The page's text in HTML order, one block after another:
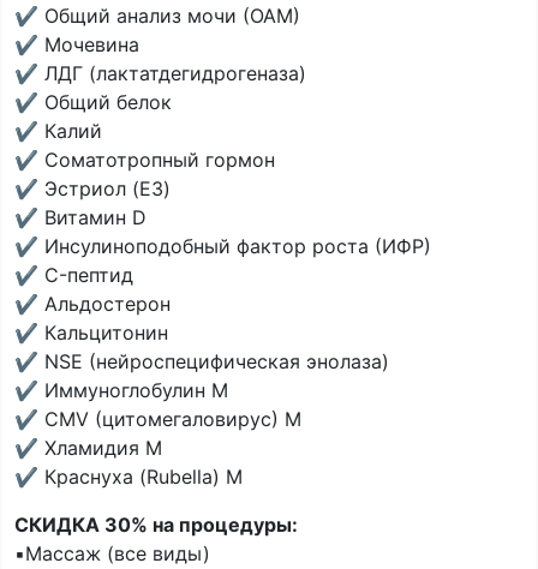
✔️ Общий анализ мочи (ОАМ)
✔️ Мочевина
✔️ ЛДГ (лактатдегидрогеназа)
✔️ Общий белок
✔️ Калий
✔️ Соматотропный гормон
✔️ Эстриол (E3)
✔️ Витамин D
✔️ Инсулиноподобный фактор роста (ИФР)
✔️ C-пептид
✔️ Альдостерон
✔️ Кальцитонин
✔️ NSE (нейроспецифическая энолаза)
✔️ Иммуноглобулин M
✔️ CMV (цитомегаловирус) M
✔️ Хламидия M
✔️ Краснуха (Rubella) M
СКИДКА 30% на процедуры:
▪️Массаж (все виды)